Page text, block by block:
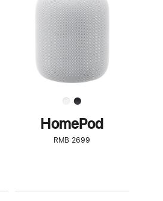
了
解
HomePod<
HomePod
RMB 2699